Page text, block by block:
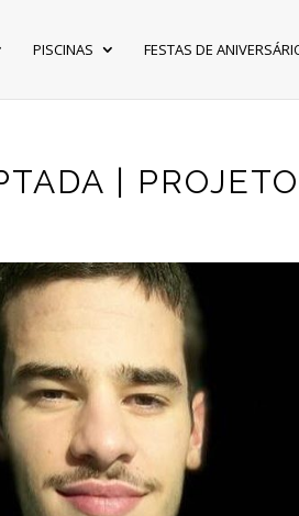
PISCINAS FESTAS DE
|